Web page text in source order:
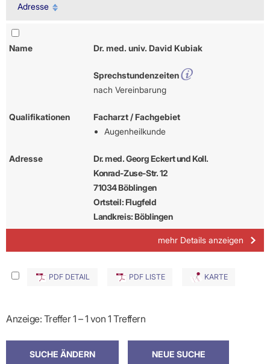
Adresse
Name Dr. med. univ. David Kubiak
Sprechstundenzeiten
nach Vereinbarung
Qualifikationen
Facharzt / Fachgebiet
Augenheilkunde
Adresse
Dr. med. Georg Eckert und Koll.
Konrad-Zuse-Str. 12
71034 Böblingen
Ortsteil: Flugfeld
Landkreis: Böblingen
mehr Details anzeigen
PDF DETAIL PDF LISTE KARTE
Anzeige: Treffer 1 – 1 von 1 Treffern